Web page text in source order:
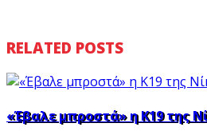
RELATED POSTS
«Έβαλε μπροστά» η Κ19 της